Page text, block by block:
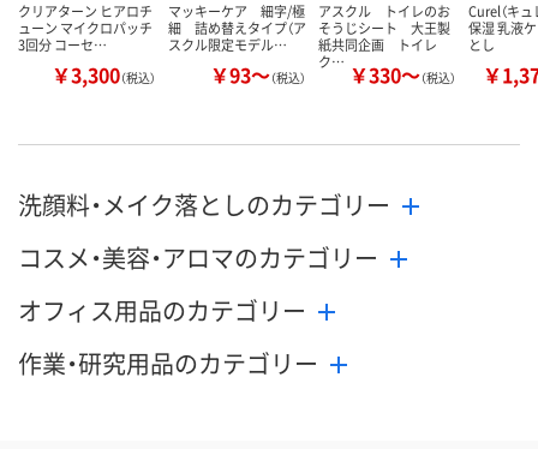
クリアターン ヒアロチ
ューン マイクロパッチ
3回分 コーセ…
￥3,300（税込）
マッキーケア 細字/極
細 詰め替えタイプ（ア
スクル限定モデル…
￥93～（税込）
アスクル トイレのお
そうじシート 大王製
紙共同企画 トイレ
ク… ￥330～（税込）
Curel（キュ
保湿 乳液
とし
￥
洗顔料・メイク落としのカテゴリー
コスメ・美容・アロマのカテゴリー
オフィス用品のカテゴリー
作業・研究用品のカテゴリー